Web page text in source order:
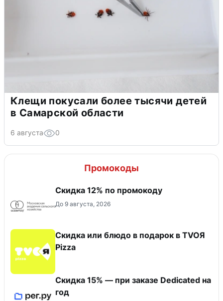
Клещи покусали более тысячи детей
в Самарской области
6 августа 0
Промокоды
Скидка 12% по промокоду
До 9 августа, 2026
Скидка или блюдо в подарок в TVOЯ
Pizza
Скидка 15% — при заказе Dedicated на
год